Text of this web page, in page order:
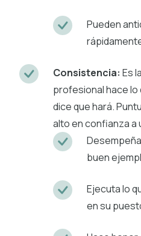
Pueden
Consistencia: Es
profesional hace lo
dice que hará.
alto en confianza a
buen
Ejecuta lo
en su